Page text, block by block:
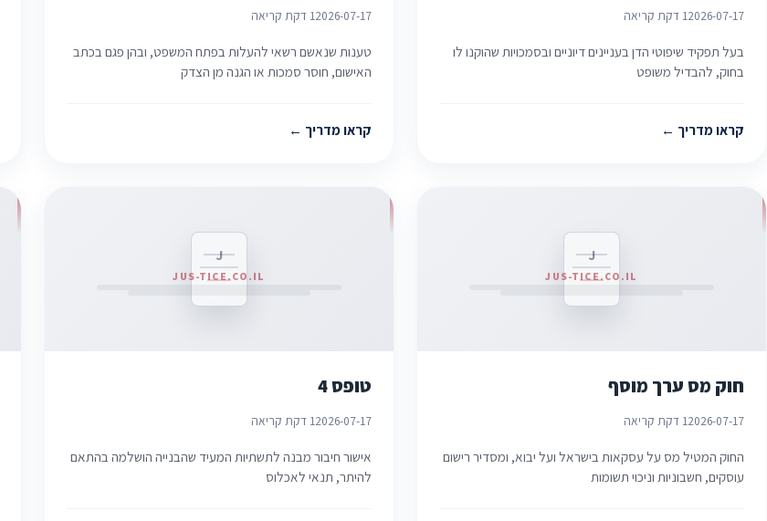
2026-07-171 דקת קריאה
בעל תפקיד שיפוטי הדן בעניינים דיוניים ובסמכויות שהוקנו לו
בחוק, להבדיל משופט
קראו מדריך
2026-07-171 דקת קריאה
טענות שנאשם רשאי להעלות בפתח המשפט, ובהן פגם בכתב
האישום, חוסר סמכות או הגנה מן הצדק
קראו מדריך
J
JUS-TICE.CO.IL
חוק מס ערך מוסף
2026-07-171 דקת קריאה
החוק המטיל מס על עסקאות בישראל ועל יבוא, ומסדיר רישום
עוסקים, חשבוניות וניכוי תשומות
J
JUS-TICE.CO.IL
טופס 4
2026-07-171 דקת קריאה
אישור חיבור מבנה לתשתיות המעיד שהבנייה הושלמה בהתאם
להיתר, תנאי לאכלוס